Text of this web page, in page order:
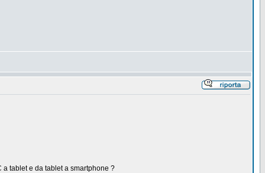
tablet e da tablet a smartphone ?